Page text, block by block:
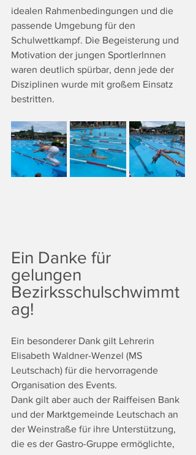
idealen Rahmenbedingungen und die
passende Umgebung für den
Schulwettkampf. Die Begeisterung und
Motivation der jungen SportlerInnen
waren deutlich spürbar, denn jede der
Disziplinen wurde mit großem Einsatz
bestritten.
Ein Danke für
gelungen
Bezirksschulschwimmt
ag!
Ein besonderer Dank gilt Lehrerin
Elisabeth Waldner-Wenzel (MS
Leutschach) für die hervorragende
Organisation des Events.
Dank gilt aber auch der Raiffeisen Bank
und der Marktgemeinde Leutschach an
der Weinstraße für ihre Unterstützung,
die es der Gastro-Gruppe ermöglichte,